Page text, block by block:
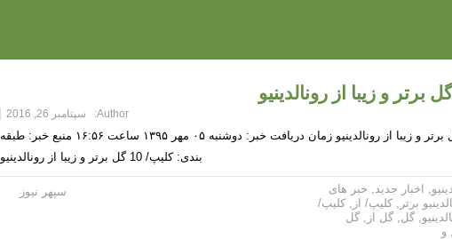
Author: سپتامبر 26, 2016
کلیپ/ 10 گل برتر و زیبا از رونالدینیو زمان دریافت خبر: دوشنبه ۰۵ مهر ۱۳۹۵ ساعت ۱۶:۵۶ منبع خبر: طبقه
بندی: کلیپ/ 10 گل برتر و زیبا از رونالدینیو
سپهر نیوز , اخبار جدید, خبر های
برتر , کلیپ/ از , کلیپ/
, گل, گل از , گل
, و